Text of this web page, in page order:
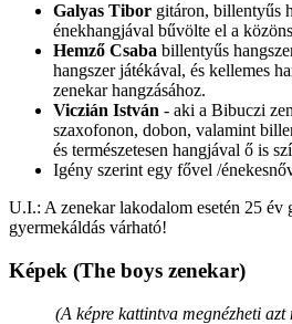
Galyas Tibor gitáron, billentyűs
énekhangjával bűvölte el a
Hemző Csaba billentyűs
hangszer játékával, és kellemes
zenekar hangzásához.
Viczián István - aki a Bibuczi
szaxofonon, dobon, valamint
és természetesen hangjával ő is
Igény szerint egy fővel /
U.I.: A zenekar lakodalom esetén 25 év
gyermekáldás várható!
Képek (The boys zenekar)
(A képre kattintva megnézheti